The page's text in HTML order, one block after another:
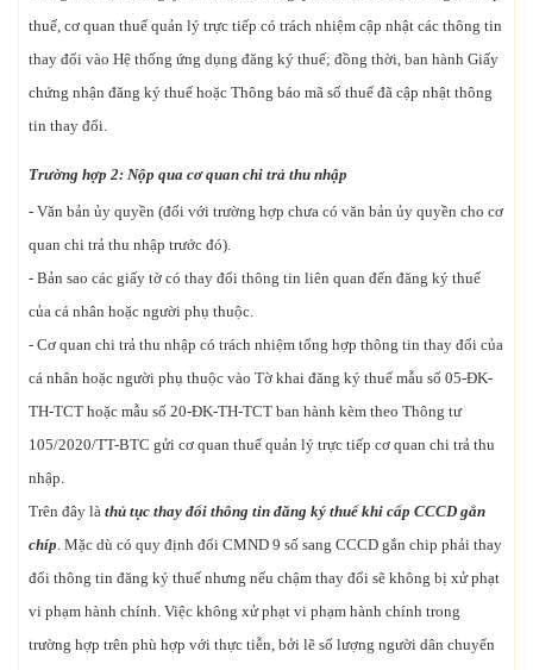
thuế, cơ quan thuế quản lý trực tiếp có trách nhiệm cập nhật các thông tin
thay đổi vào Hệ thống ứng dụng đăng ký thuế; đồng thời, ban hành Giấy
chứng nhận đăng ký thuế hoặc Thông báo mã số thuế đã cập nhật thông
tin thay đổi.
Trường hợp 2: Nộp qua cơ quan chi trả thu nhập
- Văn bản ủy quyền (đối với trường hợp chưa có văn bản ủy quyền cho cơ
quan chi trả thu nhập trước đó).
- Bản sao các giấy tờ có thay đổi thông tin liên quan đến đăng ký thuế
của cá nhân hoặc người phụ thuộc.
- Cơ quan chi trả thu nhập có trách nhiệm tổng hợp thông tin thay đổi của
cá nhân hoặc người phụ thuộc vào Tờ khai đăng ký thuế mẫu số 05-ĐK-
TH-TCT hoặc mẫu số 20-ĐK-TH-TCT ban hành kèm theo Thông tư
105/2020/TT-BTC gửi cơ quan thuế quản lý trực tiếp cơ quan chi trả thu
nhập.
Trên đây là thủ tục thay đổi thông tin đăng ký thuế khi cấp CCCD gắn
chíp. Mặc dù có quy định đổi CMND 9 số sang CCCD gắn chip phải thay
đổi thông tin đăng ký thuế nhưng nếu chậm thay đổi sẽ không bị xử phạt
vi phạm hành chính. Việc không xử phạt vi phạm hành chính trong
trường hợp trên phù hợp với thực tiễn, bởi lẽ số lượng người dân chuyển